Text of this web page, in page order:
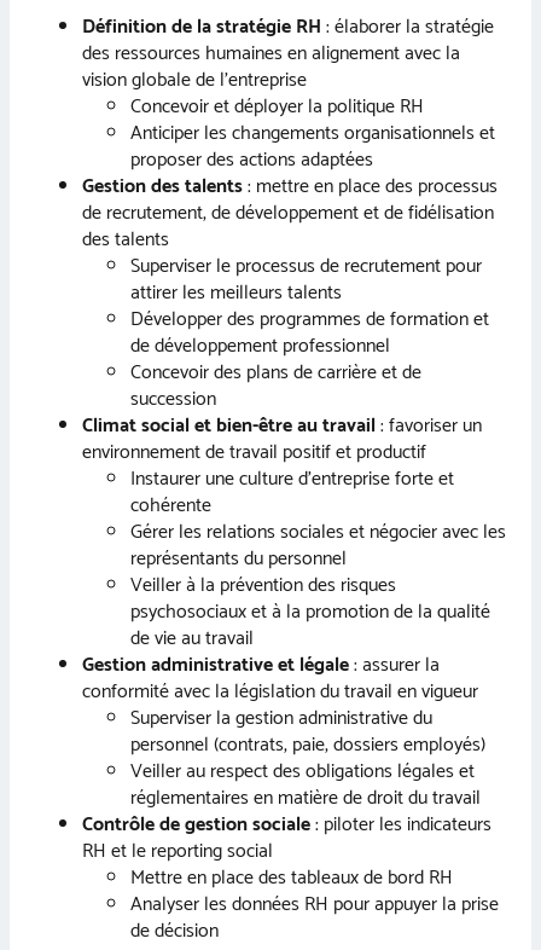
Définition de la stratégie RH: élaborer la stratégie
des ressources humaines en alignement avec la
vision globale de l’entreprise
Concevoir et déployer la politique RH
Anticiper les changements organisationnels et
proposer des actions adaptées
Gestion des talents: mettre en place des processus
de recrutement, de développement et de fidélisation
des talents
Superviser le processus de recrutement pour
attirer les meilleurs talents
Développer des programmes de formation et
de développement professionnel
Concevoir des plans de carrière et de
succession
Climat social et bien-être au travail: favoriser un
environnement de travail positif et productif
Instaurer une culture d’entreprise forte et
cohérente
Gérer les relations sociales et négocier avec les
représentants du personnel
Veiller à la prévention des risques
psychosociaux et à la promotion de la qualité
de vie au travail
Gestion administrative et légale: assurer la
conformité avec la législation du travail en vigueur
Superviser la gestion administrative du
personnel (contrats, paie, dossiers employés)
Veiller au respect des obligations légales et
réglementaires en matière de droit du travail
Contrôle de gestion sociale: piloter les indicateurs
RH et le reporting social
Mettre en place des tableaux de bord RH
Analyser les données RH pour appuyer la prise
de décision